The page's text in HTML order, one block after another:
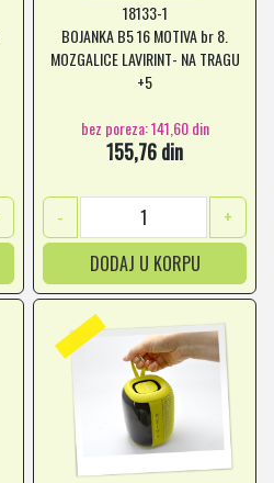
18133-1
BOJANKA B5 16 MOTIVA br 8.
MOZGALICE LAVIRINT- NA TRAGU
+5
bez poreza: 141,60 din
155,76 din
-
+
DODAJ U KORPU